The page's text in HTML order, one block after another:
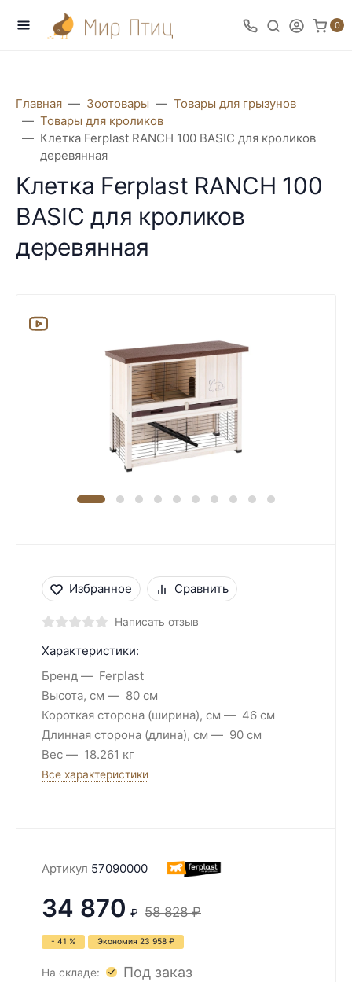
0
Главная Зоотовары
Товары для грызунов
Товары для кроликов
Клетка Ferplast RANCH 100 BASIC для кроликов
деревянная
Клетка Ferplast RANCH 100
BASIC для кроликов
деревянная
Избранное Сравнить
Написать отзыв
Характеристики:
Бренд
Ferplast
Высота, см
80 см
Короткая сторона (ширина), см
46 см
Длинная сторона (длина), см
90 см
Вес
18.261 кг
Все характеристики
Артикул 57090000
34 870 ₽ 58 828 ₽
- 41 % Экономия 23 958 ₽
На складе: Под заказ